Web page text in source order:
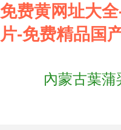
免费黄网址大
片-免费精品国
內蒙古葉蒲